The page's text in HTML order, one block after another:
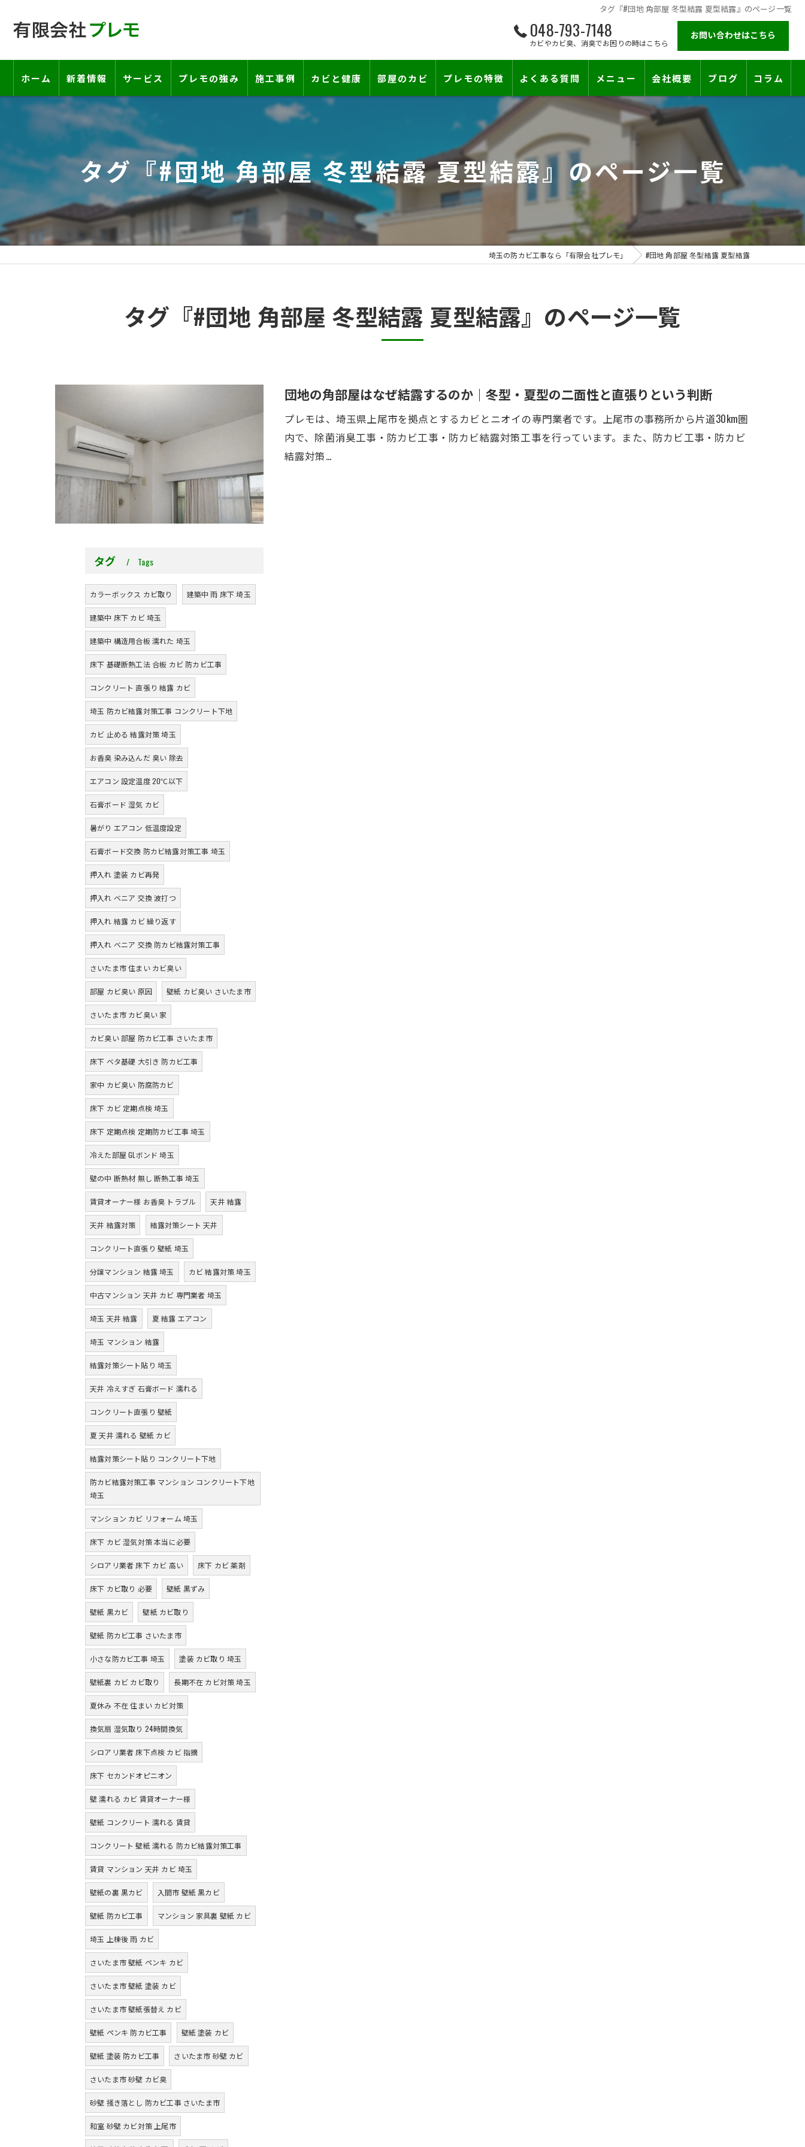
タグ『#団地 角部屋 冬型結露 夏型結露』のページ一覧
048-793-7148
カビやカビ臭、消臭でお困りの時はこちら
お問い合わせはこちら
ホーム 新着情報 サービス
工事の流れ―契約書・保証書について―
お客様の声
プレモの強み 施工事例 カビと健康 部屋のカビ
壁紙下地防カビ工事
壁紙カビ・壁紙下地のカビ
カビと結露対策
カビ臭い部屋
砂壁・珪藻土のカビ
プレモの特徴
床下のカビ
建築中のカビ
漏水事故のカビ
雨漏りによるカビ
コンクリートのカビ
部屋の除菌消臭
よくある質問 メニュー 会社概要
施工対応エリア
ブログ コラム
タグ『#団地 角部屋 冬型結露 夏型結露』のページ一覧
埼玉の防カビ工事なら「有限会社プレモ」 #団地 角部屋 冬型結露 夏型結露
タグ『#団地 角部屋 冬型結露 夏型結露』のページ一覧
団地の角部屋はなぜ結露するのか｜冬型・夏型の二面性と直張りという判断
プレモは、埼玉県上尾市を拠点とするカビとニオイの専門業者です。上尾市の事務所から片道30km圏
内で、除菌消臭工事・防カビ工事・防カビ結露対策工事を行っています。また、防カビ工事・防カビ
結露対策…
タグ Tags
カラーボックス カビ取り 建築中 雨 床下 埼玉
建築中 床下 カビ 埼玉
建築中 構造用合板 濡れた 埼玉
床下 基礎断熱工法 合板 カビ 防カビ工事
コンクリート 直張り 結露 カビ
埼玉 防カビ結露対策工事 コンクリート下地
カビ 止める 結露対策 埼玉
お香臭 染み込んだ 臭い 除去
エアコン 設定温度 20℃以下
石膏ボード 湿気 カビ
暑がり エアコン 低温度設定
石膏ボード交換 防カビ結露対策工事 埼玉
押入れ 塗装 カビ再発
押入れ ベニア 交換 波打つ
押入れ 結露 カビ 繰り返す
押入れ ベニア 交換 防カビ結露対策工事
さいたま市 住まい カビ臭い
部屋 カビ臭い 原因 壁紙 カビ臭い さいたま市
さいたま市 カビ臭い 家
カビ臭い 部屋 防カビ工事 さいたま市
床下 ベタ基礎 大引き 防カビ工事
家中 カビ臭い 防腐防カビ
床下 カビ 定期点検 埼玉
床下 定期点検 定期防カビ工事 埼玉
冷えた部屋 GLボンド 埼玉
壁の中 断熱材 無し 断熱工事 埼玉
賃貸オーナー様 お香臭 トラブル 天井 結露
天井 結露対策 結露対策シート 天井
コンクリート直張り 壁紙 埼玉
分譲マンション 結露 埼玉 カビ 結露対策 埼玉
中古マンション 天井 カビ 専門業者 埼玉
埼玉 天井 結露 夏 結露 エアコン
埼玉 マンション 結露
結露対策シート貼り 埼玉
天井 冷えすぎ 石膏ボード 濡れる
コンクリート直張り 壁紙
夏 天井 濡れる 壁紙 カビ
結露対策シート貼り コンクリート下地
防カビ結露対策工事 マンション コンクリート下地
埼玉
マンション カビ リフォーム 埼玉
床下 カビ 湿気対策 本当に必要
シロアリ業者 床下 カビ 高い 床下 カビ 薬剤
床下 カビ取り 必要 壁紙 黒ずみ
壁紙 黒カビ 壁紙 カビ取り
壁紙 防カビ工事 さいたま市
小さな防カビ工事 埼玉 塗装 カビ取り 埼玉
壁紙裏 カビ カビ取り 長期不在 カビ対策 埼玉
夏休み 不在 住まい カビ対策
換気扇 湿気取り 24時間換気
シロアリ業者 床下点検 カビ 指摘
床下 セカンドオピニオン
壁 濡れる カビ 賃貸オーナー様
壁紙 コンクリート 濡れる 賃貸
コンクリート 壁紙 濡れる 防カビ結露対策工事
賃貸 マンション 天井 カビ 埼玉
壁紙の裏 黒カビ 入間市 壁紙 黒カビ
壁紙 防カビ工事 マンション 家具裏 壁紙 カビ
埼玉 上棟後 雨 カビ
さいたま市 壁紙 ペンキ カビ
さいたま市 壁紙 塗装 カビ
さいたま市 壁紙張替え カビ
壁紙 ペンキ 防カビ工事 壁紙 塗装 カビ
壁紙 塗装 防カビ工事 さいたま市 砂壁 カビ
さいたま市 砂壁 カビ臭
砂壁 掻き落とし 防カビ工事 さいたま市
和室 砂壁 カビ対策 上尾市